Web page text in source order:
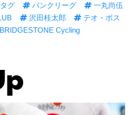
グ
バンクリーグ
一丸尚伍
沢田桂太郎
テオ・ボス
Cycling